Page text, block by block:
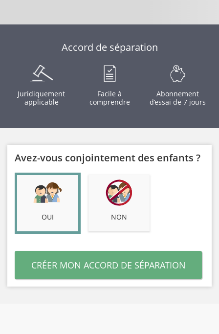
Accord de séparation
Juridiquement
applicable
Facile à
comprendre
Abonnement
d’essai de 7 jours
Avez-vous conjointement des enfants ?
OUI NON
CRÉER MON ACCORD DE SÉPARATION